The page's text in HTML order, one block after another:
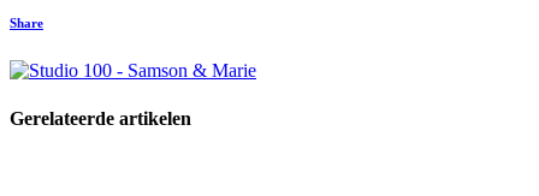
Share
Gerelateerde artikelen